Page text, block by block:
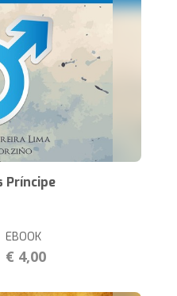
Príncipe
EBOOK
€ 4,00